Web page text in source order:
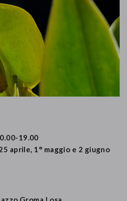
19.00
aprile, 1° maggio e 2 giugno